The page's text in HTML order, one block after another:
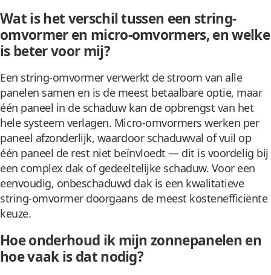
Wat is het verschil tussen een string-
omvormer en micro-omvormers, en welke
is beter voor mij?
Een string-omvormer verwerkt de stroom van alle
panelen samen en is de meest betaalbare optie, maar
één paneel in de schaduw kan de opbrengst van het
hele systeem verlagen. Micro-omvormers werken per
paneel afzonderlijk, waardoor schaduwval of vuil op
één paneel de rest niet beïnvloedt — dit is voordelig bij
een complex dak of gedeeltelijke schaduw. Voor een
eenvoudig, onbeschaduwd dak is een kwalitatieve
string-omvormer doorgaans de meest kostenefficiënte
keuze.
Hoe onderhoud ik mijn zonnepanelen en
hoe vaak is dat nodig?